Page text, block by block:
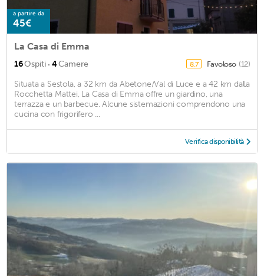
a partire da
45€
La Casa di Emma
16Ospiti · 4Camere 8,7 Favoloso (12)
Situata a Sestola, a 32 km da Abetone/Val di Luce e a 42 km dalla
Rocchetta Mattei, La Casa di Emma offre un giardino, una
terrazza e un barbecue. Alcune sistemazioni comprendono una
cucina con frigorifero ...
Verifica disponibilità